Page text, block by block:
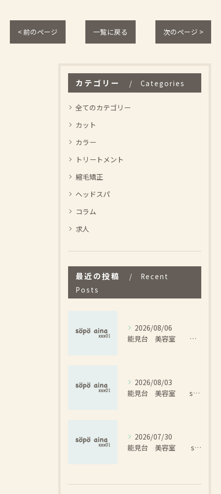
< 前のページ 一覧に戻る 次のページ >
カテゴリー Categories
全てのカテゴリー
カット
カラー
トリートメント
縮毛矯正
ヘッドスパ
コラム
求人
最近の投稿
Recent
Posts
2026/08/06
能見台 美容室 sopo aina イノアカラー 髪の毛のダメージや頭皮の負担を減らすカラー
2026/08/03
能見台 美容室 sopo aina ハーブ ヘナカラー
2026/07/30
能見台 美容室 sopo aina コアミー がリニューアルします！